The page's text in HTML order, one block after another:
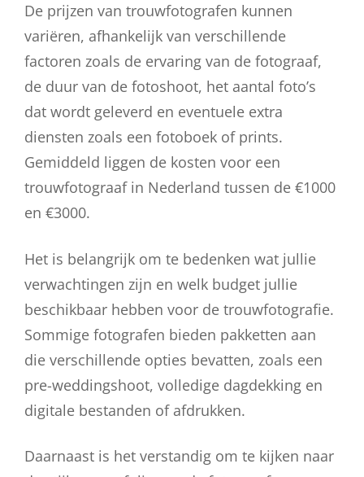
De prijzen van trouwfotografen kunnen
variëren, afhankelijk van verschillende
factoren zoals de ervaring van de fotograaf,
de duur van de fotoshoot, het aantal foto’s
dat wordt geleverd en eventuele extra
diensten zoals een fotoboek of prints.
Gemiddeld liggen de kosten voor een
trouwfotograaf in Nederland tussen de €1000
en €3000.
Het is belangrijk om te bedenken wat jullie
verwachtingen zijn en welk budget jullie
beschikbaar hebben voor de trouwfotografie.
Sommige fotografen bieden pakketten aan
die verschillende opties bevatten, zoals een
pre-weddingshoot, volledige dagdekking en
digitale bestanden of afdrukken.
Daarnaast is het verstandig om te kijken naar